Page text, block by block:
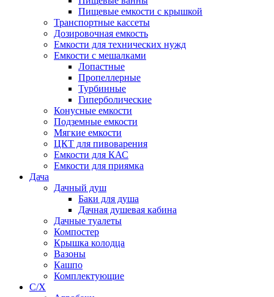
Пищевые емкости с крышкой
Транспортные кассеты
Дозировочная емкость
Емкости для технических нужд
Емкости с мешалками
Лопастные
Пропеллерные
Турбинные
Гиперболические
Конусные емкости
Подземные емкости
Мягкие емкости
ЦКТ для пивоварения
Емкости для КАС
Емкости для приямка
Дача
Дачный душ
Баки для душа
Дачная душевая кабина
Дачные туалеты
Компостер
Крышка колодца
Вазоны
Кашпо
Комплектующие
С/Х